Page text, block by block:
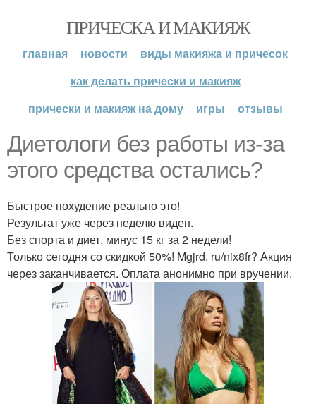
ПРИЧЕСКА И МАКИЯЖ
главная новости
виды макияжа и причесок
как делать прически и макияж
прически и макияж на дому
игры отзывы
Диетологи без работы из-за
этого средства остались?
Быстрое похудение реально это!
Результат уже через неделю виден.
Без спорта и диет, минус 15 кг за 2 недели!
Только сегодня со скидкой 50%! Mgjrd. ru/nix8fr? Акция
через заканчивается. Оплата анонимно при вручении.